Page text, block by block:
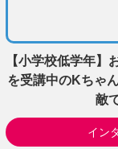
【小学校低学年】
を受講中のKちゃ
敵
イン